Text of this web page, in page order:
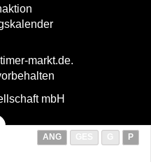
ANG P
markt.de.
mbH